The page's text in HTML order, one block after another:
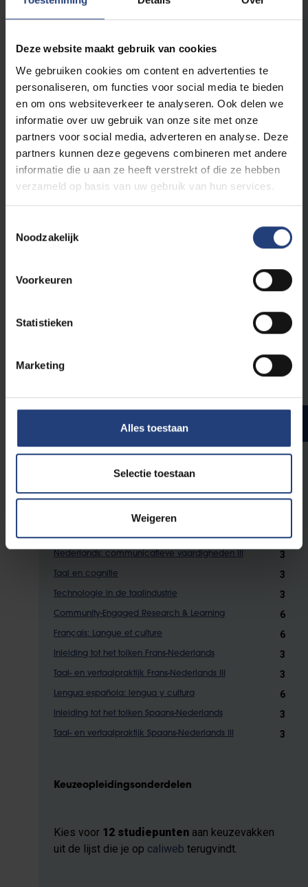
Deze website maakt gebruik van cookies
We gebruiken cookies om content en advertenties te
personaliseren, om functies voor social media te bieden
en om ons websiteverkeer te analyseren. Ook delen we
informatie over uw gebruik van onze site met onze
partners voor social media, adverteren en analyse. Deze
partners kunnen deze gegevens combineren met andere
informatie die u aan ze heeft verstrekt of die ze hebben
verzameld op basis van uw gebruik van hun services.
Noodzakelijk
Voorkeuren
Statistieken
Marketing
Alles toestaan
Selectie toestaan
Weigeren
Verplichte opleidingsonderdelen
Taal en AI
Nederlands: communicatieve vaardigheden II
Onderzoeksmethodologie 6
(Digi)taal en media 3
Pratique du français 2
Français à des fins spécifiques
Taal- en vertaalpraktijk Frans-Nederlands II
Lengua española II
Español para fines específicos 3
6
Keuzeopleidingsonderdelen
Kies voor
aan keuzevakken uit
Bachelorjaar 3
Verplichte opleidingsonderdelen
Onderzoeksproject Toegepaste Taalkunde
3
Nederlands: communicatieve vaardigheden III 3
Taal en cognitie 3
Technologie in de taalindustrie 3
Community-Engaged Research & Learning 6
Français: Langue et culture 6
Inleiding tot het tolken Frans-Nederlands 3
Taal- en vertaalpraktijk Frans-Nederlands III 3
Lengua española: lengua y cultura 6
Inleiding tot het tolken Spaans-Nederlands 3
Taal- en vertaalpraktijk Spaans-Nederlands III 3
Keuzeopleidingsonderdelen
Kies voor 12 studiepunten aan keuzevakken
uit de lijst die je op caliweb terugvindt.